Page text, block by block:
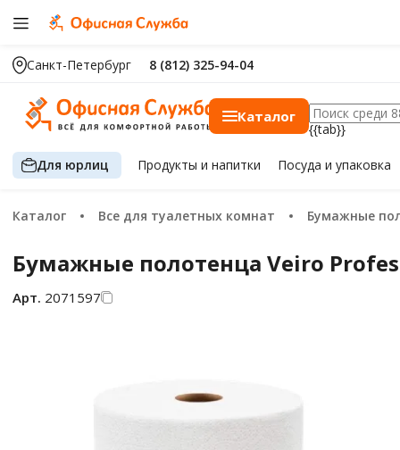
Санкт-Петербург 8 (812) 325-94-04
Каталог
{{tab}}
Для юрлиц Продуктыи напитки Посуда и упаковка
Каталог Все для туалетных комнат Бумажные
Бумажные полотенца Veiro
Арт. 2071597